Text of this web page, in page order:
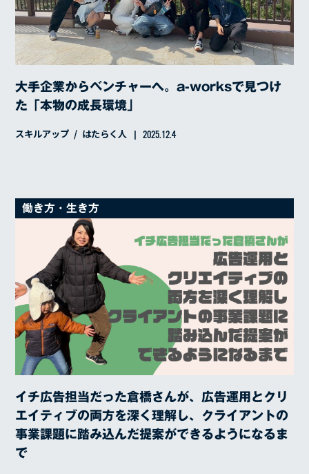
大手企業からベンチャーへ。a-worksで見つけ
た「本物の成長環境」
スキルアップ はたらく人 2025.12.4
働き方・生き方
イチ広告担当だった倉橋さんが、広告運用とクリ
エイティブの両方を深く理解し、クライアントの
事業課題に踏み込んだ提案ができるようになるま
で